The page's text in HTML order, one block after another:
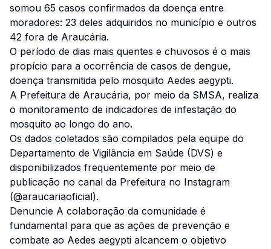
somou 65 casos confirmados da doença entre
moradores: 23 deles adquiridos no município e outros
42 fora de Araucária.
O período de dias mais quentes e chuvosos é o mais
propício para a ocorrência de casos de dengue,
doença transmitida pelo mosquito Aedes aegypti.
A Prefeitura de Araucária, por meio da SMSA, realiza
o monitoramento de indicadores de infestação do
mosquito ao longo do ano.
Os dados coletados são compilados pela equipe do
Departamento de Vigilância em Saúde (DVS) e
disponibilizados frequentemente por meio de
publicação no canal da Prefeitura no Instagram
(@araucariaoficial).
Denuncie A colaboração da comunidade é
fundamental para que as ações de prevenção e
combate ao Aedes aegypti alcancem o objetivo